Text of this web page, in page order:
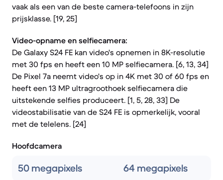
vaak als een van de beste camera-telefoons in zijn
prijsklasse. [19, 25]
Video-opname en selfiecamera:
De Galaxy S24 FE kan video's opnemen in 8K-resolutie
met 30 fps en heeft een 10 MP selfiecamera. [6, 13, 34]
De Pixel 7a neemt video's op in 4K met 30 of 60 fps en
heeft een 13 MP ultragroothoek selfiecamera die
uitstekende selfies produceert. [1, 5, 28, 33] De
videostabilisatie van de S24 FE is opmerkelijk, vooral
met de telelens. [24]
Hoofdcamera
50 megapixels 64 megapixels